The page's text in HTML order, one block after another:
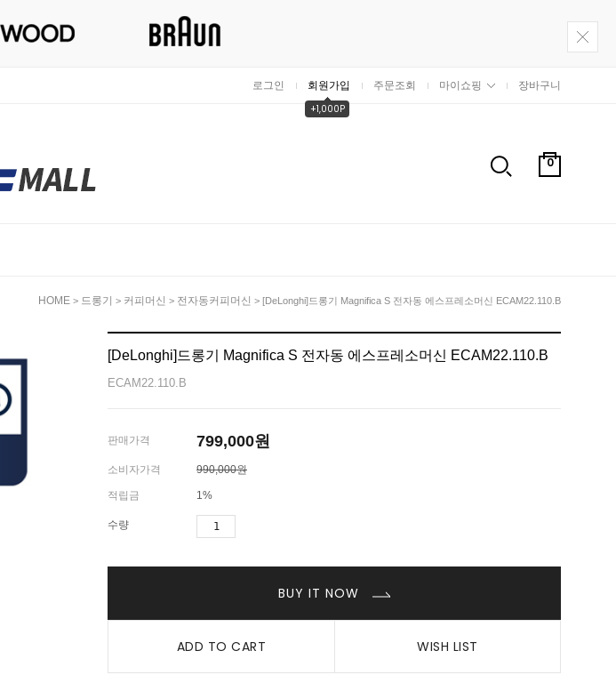
로그인 회원가입
+1,000P
주문조회 마이쇼핑 장바구니
0
HOME > 드롱기 > 커피머신 > 전자동커피머신 > [DeLonghi]드롱기 Magnifica S 전자동 에스프레소머신 ECAM22.110.B
[DeLonghi]드롱기 Magnifica S 전자동 에스프레소머신 ECAM22.110.B
ECAM22.110.B
판매가격 799,000원
소비자가격 990,000원
적립금 1%
수량
BUY IT NOW
ADD TO CART WISH LIST